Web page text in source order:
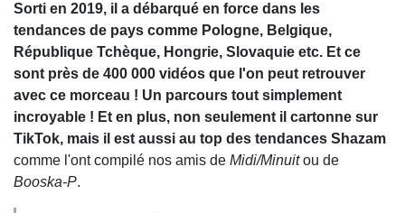
Sorti en 2019, il a débarqué en force dans les
tendances de pays comme Pologne, Belgique,
République Tchèque, Hongrie, Slovaquie etc. Et ce
sont près de 400 000 vidéos que l'on peut retrouver
avec ce morceau ! Un parcours tout simplement
incroyable ! Et en plus, non seulement il cartonne sur
TikTok, mais il est aussi au top des tendances Shazam
comme l'ont compilé nos amis de Midi/Minuitou de
Booska-P.